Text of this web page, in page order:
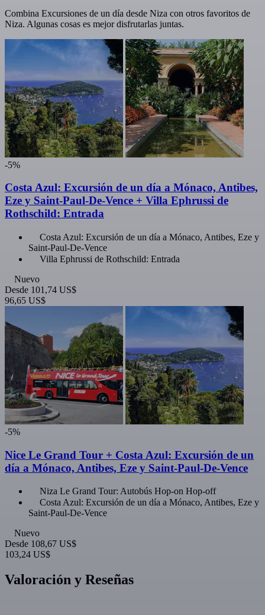
Combina Excursiones de un día desde Niza con otros favoritos de
Niza. Algunas cosas es mejor disfrutarlas juntas.
-5%
Costa Azul: Excursión de un día a Mónaco, Antibes,
Eze y Saint-Paul-De-Vence + Villa Ephrussi de
Rothschild: Entrada
Costa Azul: Excursión de un día a Mónaco, Antibes, Eze y
Saint-Paul-De-Vence
Villa Ephrussi de Rothschild: Entrada
Nuevo
Desde 101,74 US$
96,65 US$
-5%
Nice Le Grand Tour + Costa Azul: Excursión de un
día a Mónaco, Antibes, Eze y Saint-Paul-De-Vence
Niza Le Grand Tour: Autobús Hop-on Hop-off
Costa Azul: Excursión de un día a Mónaco, Antibes, Eze y
Saint-Paul-De-Vence
Nuevo
Desde 108,67 US$
103,24 US$
Valoración y Reseñas